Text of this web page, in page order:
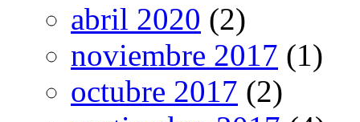
abril 2020 (2)
noviembre 2017 (1)
octubre 2017 (2)